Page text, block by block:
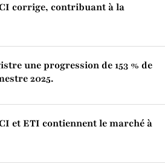
corrige, contribuant à la
une progression de 153 % de
2025.
et ETI contiennent le marché à